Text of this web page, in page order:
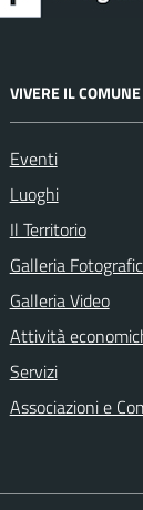
VIVERE IL COMUNE
Eventi
Luoghi
Il Territorio
Galleria
Galleria Video
Attività
Servizi
Associazioni e